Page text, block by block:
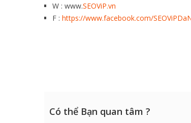
W : www.SEOViP.vn
F : https://www.facebook.com/
Có thể Bạn quan tâm ?